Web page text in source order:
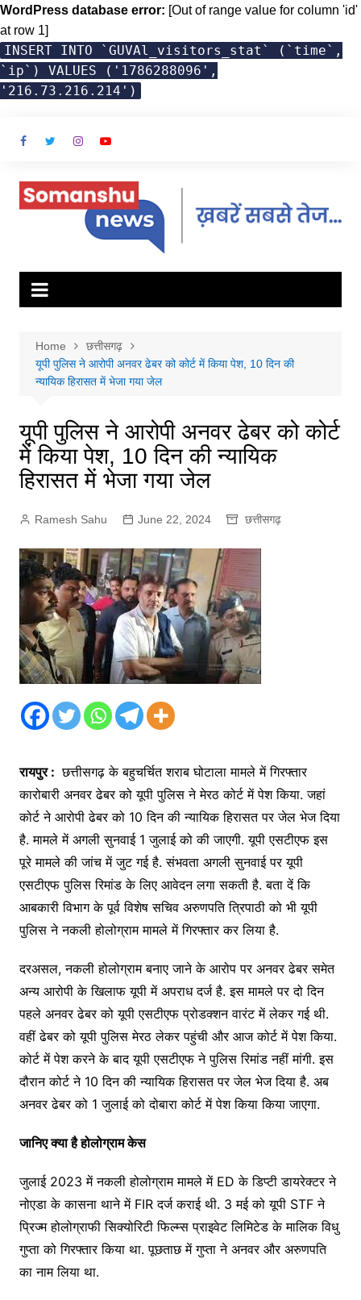
WordPress database error: [Out of range value for column 'id'
at row 1]
INSERT INTO `GUVAl_visitors_stat` (`time`,
`ip`) VALUES ('1786288096',
'216.73.216.214')
Home
छत्तीसगढ़
यूपी पुलिस ने आरोपी अनवर ढेबर को कोर्ट में किया पेश, 10 दिन की
न्यायिक हिरासत में भेजा गया जेल
यूपी पुलिस ने आरोपी अनवर ढेबर को कोर्ट
में किया पेश, 10 दिन की न्यायिक
हिरासत में भेजा गया जेल
Ramesh Sahu June 22, 2024 छत्तीसगढ़
रायपुर : छत्तीसगढ़ के बहुचर्चित शराब घोटाला मामले में गिरफ्तार
कारोबारी अनवर ढेबर को यूपी पुलिस ने मेरठ कोर्ट में पेश किया. जहां
कोर्ट ने आरोपी ढेबर को 10 दिन की न्यायिक हिरासत पर जेल भेज दिया
है. मामले में अगली सुनवाई 1 जुलाई को की जाएगी. यूपी एसटीएफ इस
पूरे मामले की जांच में जुट गई है. संभवता अगली सुनवाई पर यूपी
एसटीएफ पुलिस रिमांड के लिए आवेदन लगा सकती है. बता दें कि
आबकारी विभाग के पूर्व विशेष सचिव अरुणपति त्रिपाठी को भी यूपी
पुलिस ने नकली होलोग्राम मामले में गिरफ्तार कर लिया है.
दरअसल, नकली होलोग्राम बनाए जाने के आरोप पर अनवर ढेबर समेत
अन्य आरोपी के खिलाफ यूपी में अपराध दर्ज है. इस मामले पर दो दिन
पहले अनवर ढेबर को यूपी एसटीएफ प्रोडक्शन वारंट में लेकर गई थी.
वहीं ढेबर को यूपी पुलिस मेरठ लेकर पहुंची और आज कोर्ट में पेश किया.
कोर्ट में पेश करने के बाद यूपी एसटीएफ ने पुलिस रिमांड नहीं मांगी. इस
दौरान कोर्ट ने 10 दिन की न्यायिक हिरासत पर जेल भेज दिया है. अब
अनवर ढेबर को 1 जुलाई को दोबारा कोर्ट में पेश किया किया जाएगा.
जानिए क्या है होलोग्राम केस
जुलाई 2023 में नकली होलोग्राम मामले में ED के डिप्टी डायरेक्टर ने
नोएडा के कासना थाने में FIR दर्ज कराई थी. 3 मई को यूपी STF ने
प्रिज्म होलोग्राफी सिक्योरिटी फिल्म्स प्राइवेट लिमिटेड के मालिक विधु
गुप्ता को गिरफ्तार किया था. पूछताछ में गुप्ता ने अनवर और अरुणपति
का नाम लिया था.